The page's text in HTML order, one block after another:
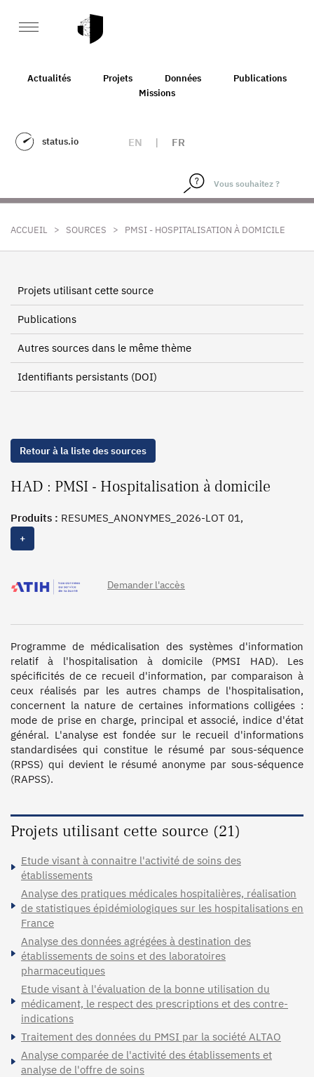
Actualités Projets Données
Publications
Missions
status.io EN | FR
ACCUEIL > SOURCES > PMSI - HOSPITALISATION À DOMICILE
Projets utilisant cette source
Publications
Autres sources dans le même thème
Identifiants persistants (DOI)
Retour à la liste des sources
HAD : PMSI - Hospitalisation à domicile
Produits : RESUMES_ANONYMES_2026-LOT 01,
RESUMES_ANONYMES_2025, RESUMES_ANONYMES_2024,
RESUMES_ANONYMES_2023, RESUMES_ANONYMES_2022,
RESUMES_ANONYMES_2019, RESUMES_ANONYMES_2018,
RESUMES_ANONYMES_2017, RESUMES_ANONYMES_2016,
MED_APAC_2024, MED_2026-LOT 01, MED_2025,
MED_2019, FICHIER_CHAINAGE_ANO_2026-LOT 01,
FICHIER_CHAINAGE_ANO_2025,
FICHIER_CHAINAGE_ANO_2024,
FICHIER_CHAINAGE_ANO_2023,
FICHIER_CHAINAGE_ANO_2022,
FICHIER_CHAINAGE_ANO_2021,
FICHIER_CHAINAGE_ANO_2020,
FICHIER_CHAINAGE_ANO_2019,
FICHIER_CHAINAGE_ANO_2018,
FICHIER_CHAINAGE_ANO_2017,
FICHCOMP_MED_2017, FICHCOMP_MED_2016
+
Demander l'accès
Programme de médicalisation des systèmes d'information
relatif à l'hospitalisation à domicile (PMSI HAD). Les
spécificités de ce recueil d'information, par comparaison à
ceux réalisés par les autres champs de l'hospitalisation,
concernent la nature de certaines informations colligées :
mode de prise en charge, principal et associé, indice d'état
général. L'analyse est fondée sur le recueil d'informations
standardisées qui constitue le résumé par sous-séquence
(RPSS) qui devient le résumé anonyme par sous-séquence
(RAPSS).
Projets utilisant cette source (21)
Etude visant à connaitre l'activité de soins des
établissements
Analyse des pratiques médicales hospitalières, réalisation
de statistiques épidémiologiques sur les hospitalisations en
France
Analyse des données agrégées à destination des
établissements de soins et des laboratoires
pharmaceutiques
Etude visant à l'évaluation de la bonne utilisation du
médicament, le respect des prescriptions et des contre-
indications
Traitement des données du PMSI par la société ALTAO
Analyse comparée de l'activité des établissements et
analyse de l'offre de soins